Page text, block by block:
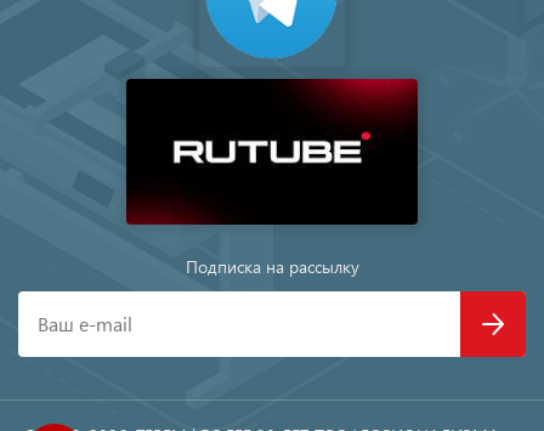
Подписка на рассылку
Ваш e-mail